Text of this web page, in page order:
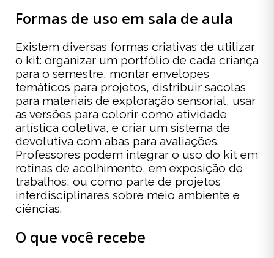
Formas de uso em sala de aula
Existem diversas formas criativas de utilizar
o kit: organizar um portfólio de cada criança
para o semestre, montar envelopes
temáticos para projetos, distribuir sacolas
para materiais de exploração sensorial, usar
as versões para colorir como atividade
artística coletiva, e criar um sistema de
devolutiva com abas para avaliações.
Professores podem integrar o uso do kit em
rotinas de acolhimento, em exposição de
trabalhos, ou como parte de projetos
interdisciplinares sobre meio ambiente e
ciências.
O que você recebe